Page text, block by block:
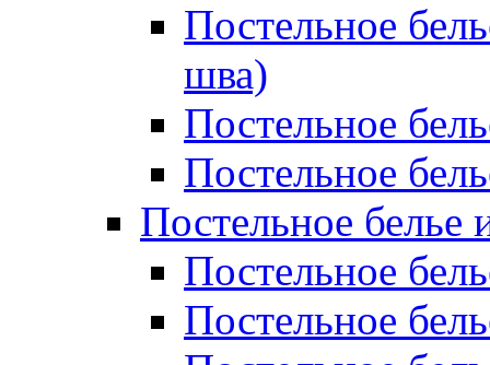
Постельное
шва)
Постельное
Постельное
Постельное белье
Постельное
Постельное